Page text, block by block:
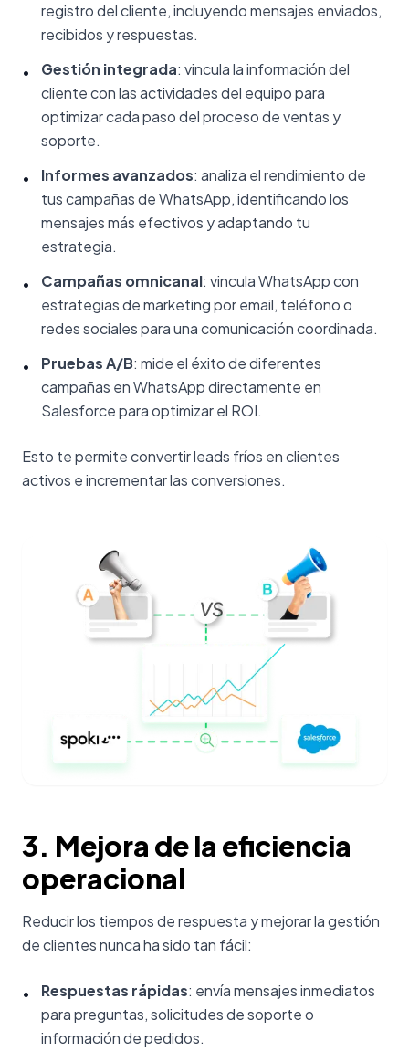
registro del cliente, incluyendo mensajes enviados,
recibidos y respuestas.
•
Gestión integrada: vincula la información del
cliente con las actividades del equipo para
optimizar cada paso del proceso de ventas y
soporte.
•
Informes avanzados: analiza el rendimiento de
tus campañas de WhatsApp, identificando los
mensajes más efectivos y adaptando tu
estrategia.
•
Campañas omnicanal: vincula WhatsApp con
estrategias de marketing por email, teléfono o
redes sociales para una comunicación coordinada.
•
Pruebas A/B: mide el éxito de diferentes
campañas en WhatsApp directamente en
Salesforce para optimizar el ROI.
Esto te permite convertir leads fríos en clientes
activos e incrementar las conversiones.
3. Mejora de la eficiencia
operacional
Reducir los tiempos de respuesta y mejorar la gestión
de clientes nunca ha sido tan fácil:
• Respuestas rápidas: envía mensajes inmediatos
para preguntas, solicitudes de soporte o
información de pedidos.